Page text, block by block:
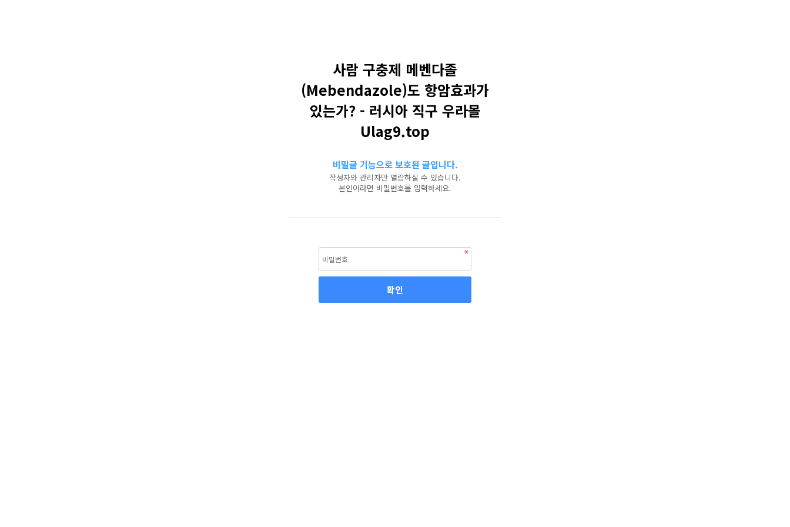
사람 구충제 메벤다졸
(Mebendazole)도 항암효과가
있는가? - 러시아 직구 우라몰
Ulag9.top
비밀글 기능으로 보호된 글입니다.
작성자와 관리자만 열람하실 수 있습니다.
본인이라면 비밀번호를 입력하세요.